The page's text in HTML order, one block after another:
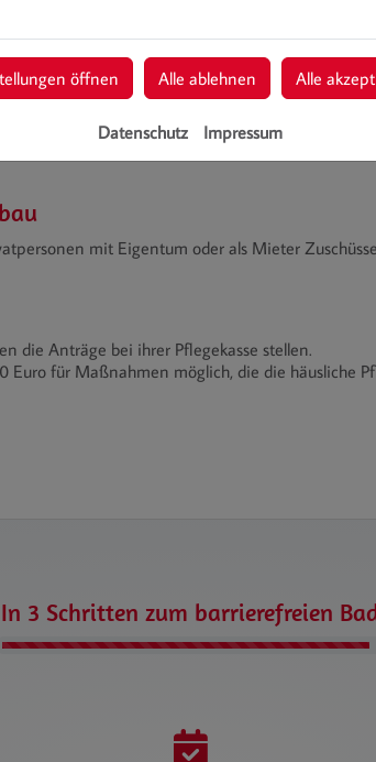
mit Eigentum oder als Mieter
die Anträge bei ihrer Pflegekasse stellen.
Euro für Maßnahmen möglich, die die häusliche
In 3 Schritten zum barrierefreien
öffnen Alle ablehnen Alle
Datenschutz Impressum